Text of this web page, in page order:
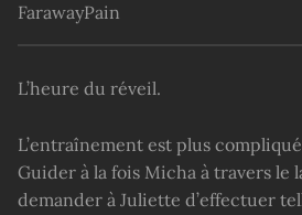
FarawayPain
L’heure du réveil.
L’entraînement est plus
Guider à la fois Micha à travers le
demander à Juliette d’effectuer